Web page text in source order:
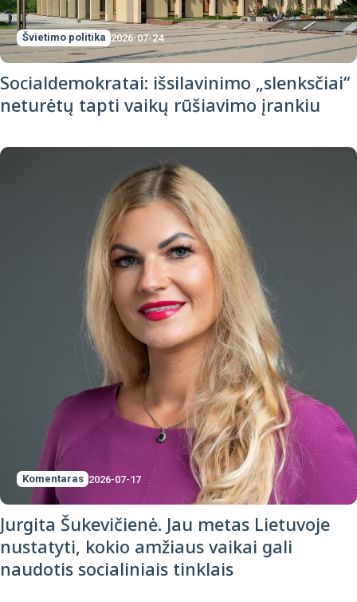
Švietimo politika 2026-07-24
Socialdemokratai: išsilavinimo „slenksčiai“
neturėtų tapti vaikų rūšiavimo įrankiu
Komentaras 2026-07-17
Jurgita Šukevičienė. Jau metas Lietuvoje
nustatyti, kokio amžiaus vaikai gali
naudotis socialiniais tinklais